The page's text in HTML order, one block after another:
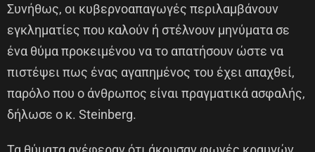
Συνήθως, οι κυβερνοαπαγωγές περιλαμβάνουν
εγκληματίες που καλούν ή στέλνουν μηνύματα σε
ένα θύμα προκειμένου να το απατήσουν ώστε να
πιστέψει πως ένας αγαπημένος του έχει απαχθεί,
παρόλο που ο άνθρωπος είναι πραγματικά ασφαλής,
δήλωσε ο κ. Steinberg.